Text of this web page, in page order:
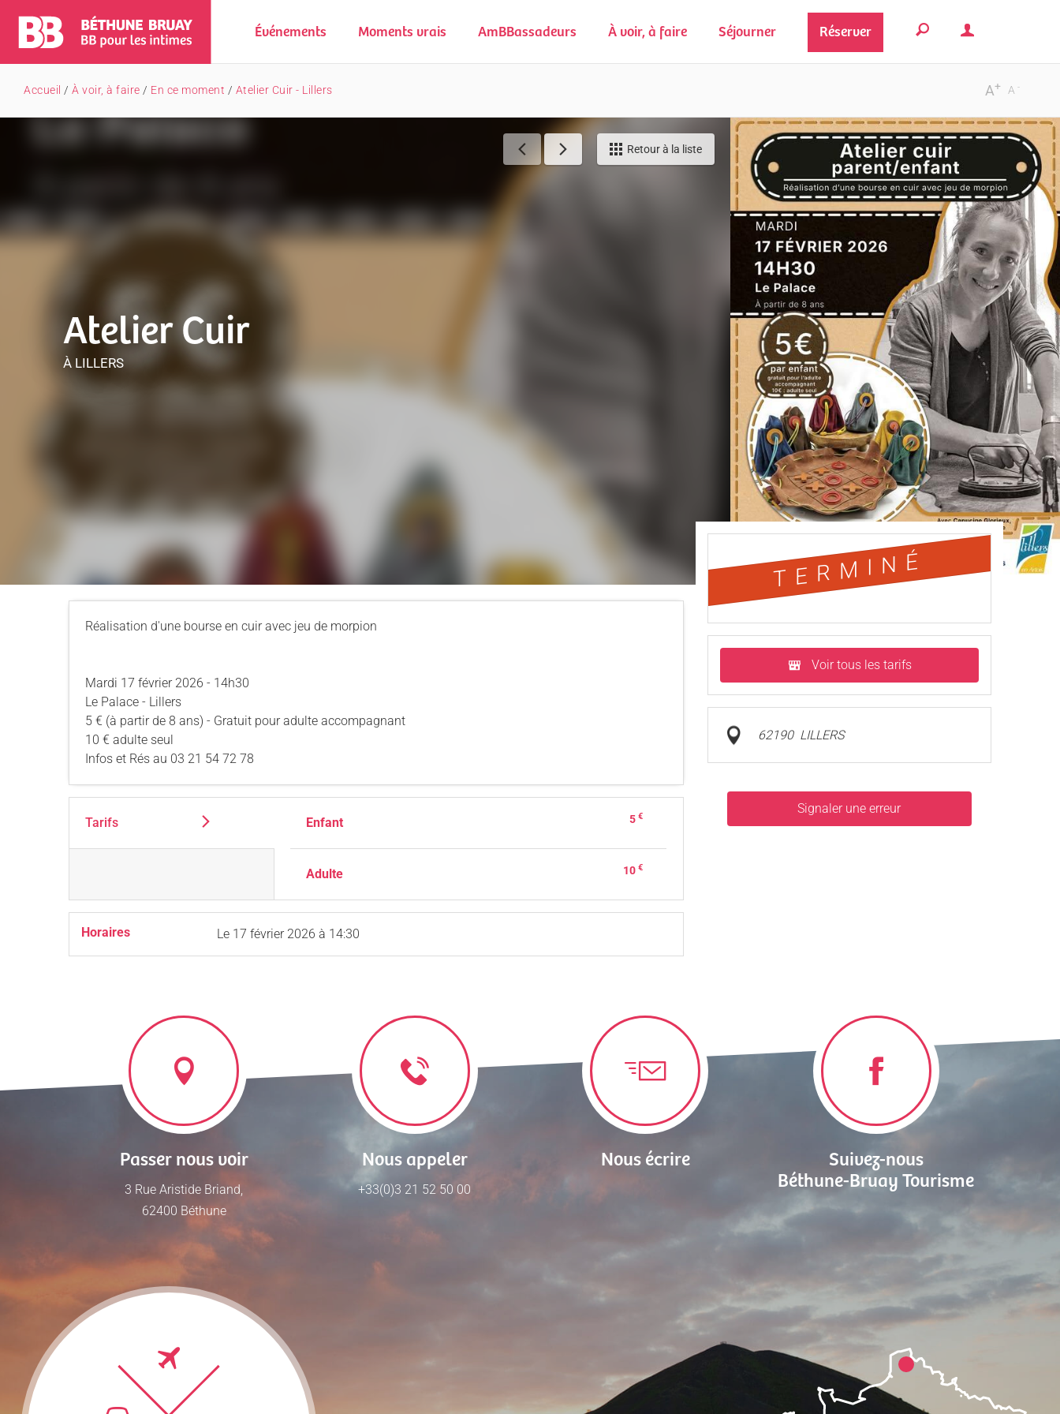
Événements Moments vrais AmBBassadeurs À voir, à faire Séjourner Réserver
-
A
+
A
Accueil / À voir, à faire / En ce moment / Atelier Cuir - Lillers
Retour à la liste
Atelier Cuir
À LILLERS
Réalisation d'une bourse en cuir avec jeu de morpion
Mardi 17 février 2026 - 14h30
Le Palace - Lillers
5 € (à partir de 8 ans) - Gratuit pour adulte accompagnant
10 € adulte seul
Infos et Rés au 03 21 54 72 78
Tarifs Enfant 5 €
Adulte 10 €
Horaires Le 17 février 2026 à 14:30
TERMINÉ
Voir tous les tarifs
62190 LILLERS
Signaler une erreur
Passer nous voir
3 Rue Aristide Briand,
62400 Béthune
Nous appeler
+33(0)3 21 52 50 00
Nous écrire
Suivez-nous
Béthune-Bruay Tourisme